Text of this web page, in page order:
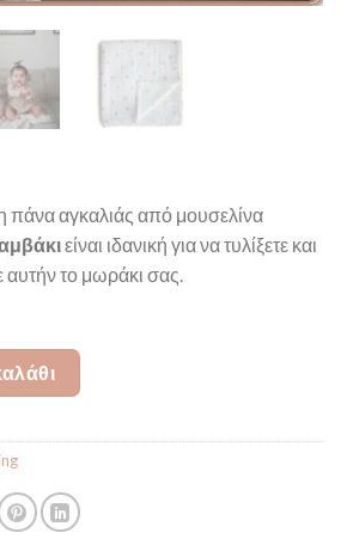
πάνα αγκαλιάς από μουσελίνα
είναι ιδανική για να τυλίξετε και
αυτήν το μωράκι σας.